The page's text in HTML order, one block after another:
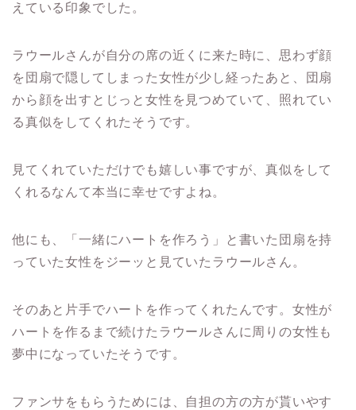
えている印象でした。
ラウールさんが自分の席の近くに来た時に、思わず顔
を団扇で隠してしまった女性が少 し経ったあと、団扇
から顔を出すとじっと女性を見つめていて、照れてい
る真似をしてくれたそうです。
見てくれていただけでも嬉しい事ですが、真似をして
くれるなんて本当に幸せですよね。
他にも、「一緒にハートを作ろう」と書いた団扇を持
っていた女性をジーッと見ていたラウールさん。
そのあと片手でハートを作ってくれたんです。女性が
ハートを作るまで続けたラウールさんに周りの女性も
夢中になっていたそうです。
ファンサをもらうためには、自担の方の方が貰いやす